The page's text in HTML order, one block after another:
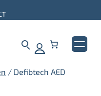
/ Defibtech AED